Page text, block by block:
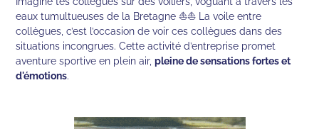
eaux tumultueuses de la Bretagne ⛵⛵ La voile entre
collègues, c’est l’occasion de voir ces collègues dans des
situations incongrues. Cette activité d’entreprise promet
aventure sportive en plein air,pleine de sensations fortes et
d'émotions.